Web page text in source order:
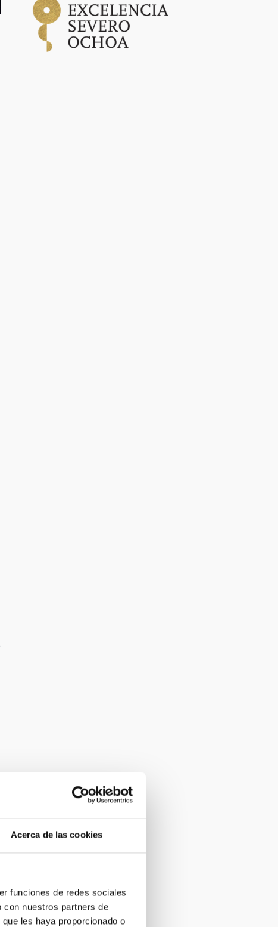
Acerca de las cookies
funciones de redes sociales
con nuestros partners de
les haya proporcionado o